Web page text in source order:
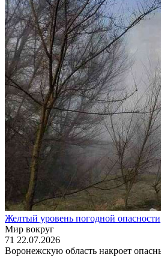
Желтый уровень погодной опасности
Мир вокруг
71 22.07.2026
Воронежскую область накроет